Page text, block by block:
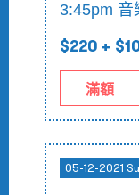
3:45pm 音
$220 +
滿額
05-12-2021